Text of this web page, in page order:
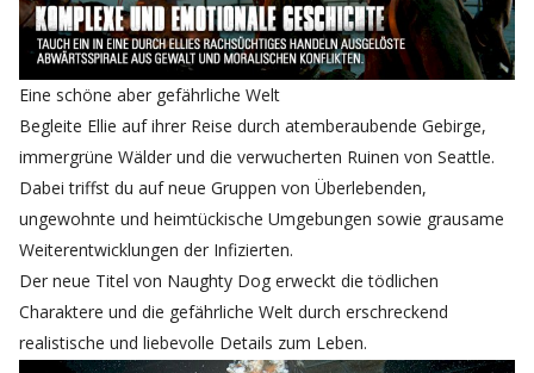
Eine schöne aber gefährliche Welt
Begleite Ellie auf ihrer Reise durch atemberaubende Gebirge,
immergrüne Wälder und die verwucherten Ruinen von Seattle.
Dabei triffst du auf neue Gruppen von Überlebenden,
ungewohnte und heimtückische Umgebungen sowie grausame
Weiterentwicklungen der Infizierten.
Der neue Titel von Naughty Dog erweckt die tödlichen
Charaktere und die gefährliche Welt durch erschreckend
realistische und liebevolle Details zum Leben.